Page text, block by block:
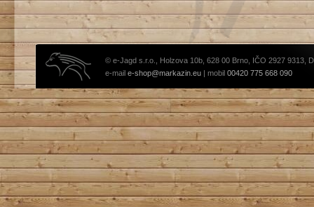
© e-Jagd s.r.o., Holzova 10b, 628 00 Brno, IČO 2927 9313,
e-mail e-shop@markazin.eu | mobil 00420 775 668 090